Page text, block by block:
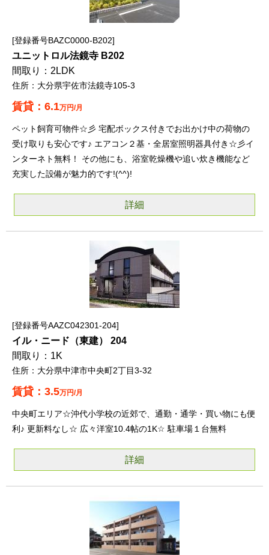
登録番号BAZC0000-B202
ユニットロル法鏡寺 B202
2LDK
大分県宇佐市法鏡寺105-3
6.1万円/月
ペット飼育可物件☆彡 宅配ボックス付きでお出かけ中の荷物の
受け取りも安心です♪ エアコン２基・全居室照明器具付き☆彡イ
ンターネト無料！ その他にも、浴室乾燥機や追い炊き機能など
充実した設備が魅力的です!(^^)!
詳細
登録番号AAZC042301-204
イル・ニード（東建） 204
1K
大分県中津市中央町2丁目3-32
3.5万円/月
中央町エリア☆沖代小学校の近郊で、通勤・通学・買い物にも便
利♪ 更新料なし☆ 広々洋室10.4帖の1K☆ 駐車場１台無料
詳細